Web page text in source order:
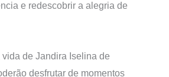
e redescobrir a alegria de
de Jandira Iselina de
desfrutar de momentos